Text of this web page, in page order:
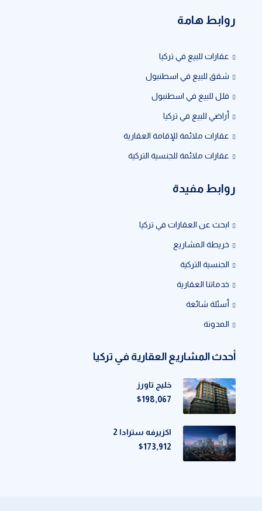
روابط هامة
عقارات للبيع في تركيا
شقق للبيع في اسطنبول
فلل للبيع في اسطنبول
أراضي للبيع في تركيا
عقارات ملائمة للإقامة العقارية
عقارات ملائمة للجنسية التركية
روابط مفيدة
ابحث عن العقارات في تركيا
خريطة المشاريع
الجنسية التركية
خدماتنا العقارية
أسئلة شائعة
المدونة
أحدث المشاريع العقارية في تركيا
خليج تاورز
$198,067
اكزيرفه سترادا 2
$173,912